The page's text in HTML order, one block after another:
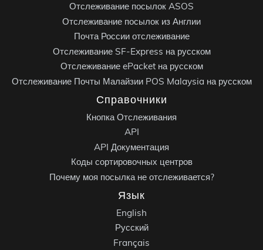
Отслеживание посылок ASOS
Отслеживание посылок из Англии
Почта России отслеживание
Отслеживание SF-Express на русском
Отслеживание ePacket на русском
Отслеживание Почты Малайзии POS Malaysia на русском
Справочники
Кнопка Отслеживания
API
API Документация
Коды сортировочных центров
Почему моя посылка не отслеживается?
Язык
English
Русский
Français